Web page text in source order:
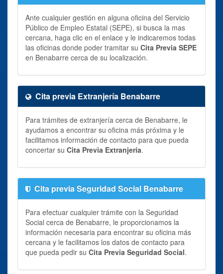
Ante cualquier gestión en alguna oficina del Servicio
Público de Empleo Estatal (SEPE), si busca la mas
cercana, haga clic en el enlace y le indicaremos todas
las oficinas donde poder tramitar su Cita Previa SEPE
en Benabarre cerca de su localización.
Cita previa Extranjería Benabarre
Para trámites de extranjería cerca de Benabarre, le
ayudamos a encontrar su oficina más próxima y le
facilitamos información de contacto para que pueda
concertar su Cita Previa Extranjería.
Cita previa Seguridad Social Benabarre
Para efectuar cualquier trámite con la Seguridad
Social cerca de Benabarre, le proporcionamos la
información necesaria para encontrar su oficina más
cercana y le facilitamos los datos de contacto para
que pueda pedir su Cita Previa Seguridad Social.